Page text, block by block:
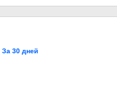
За 30 дней